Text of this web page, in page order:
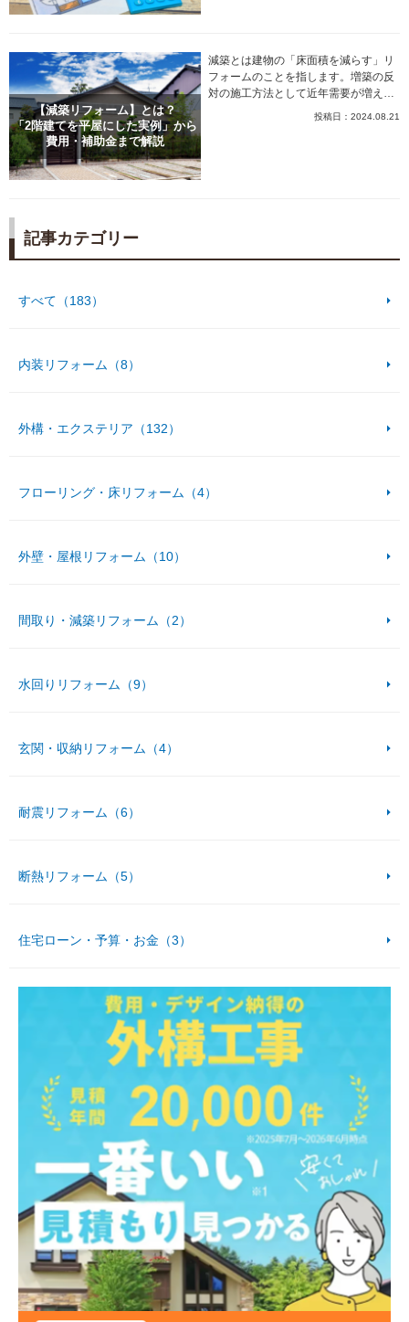
【減築リフォーム】とは？
「2階建てを平屋にした実例」から
費用・補助金まで解説
減築とは建物の「床面積を減らす」リ
フォームのことを指します。増築の反
対の施工方法として近年需要が増えて
いるリフォームプランです。
投稿日：2024.08.21
記事カテゴリー
すべて（183）
内装リフォーム（8）
外構・エクステリア（132）
フローリング・床リフォーム（4）
外壁・屋根リフォーム（10）
間取り・減築リフォーム（2）
水回りリフォーム（9）
玄関・収納リフォーム（4）
耐震リフォーム（6）
断熱リフォーム（5）
住宅ローン・予算・お金（3）